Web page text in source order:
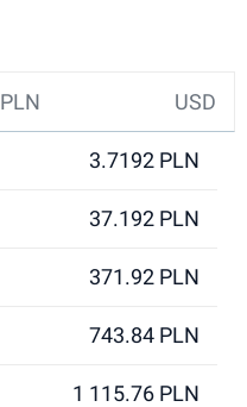
PLN USD
3.7192 PLN
37.192 PLN
371.92 PLN
743.84 PLN
1 115.76 PLN